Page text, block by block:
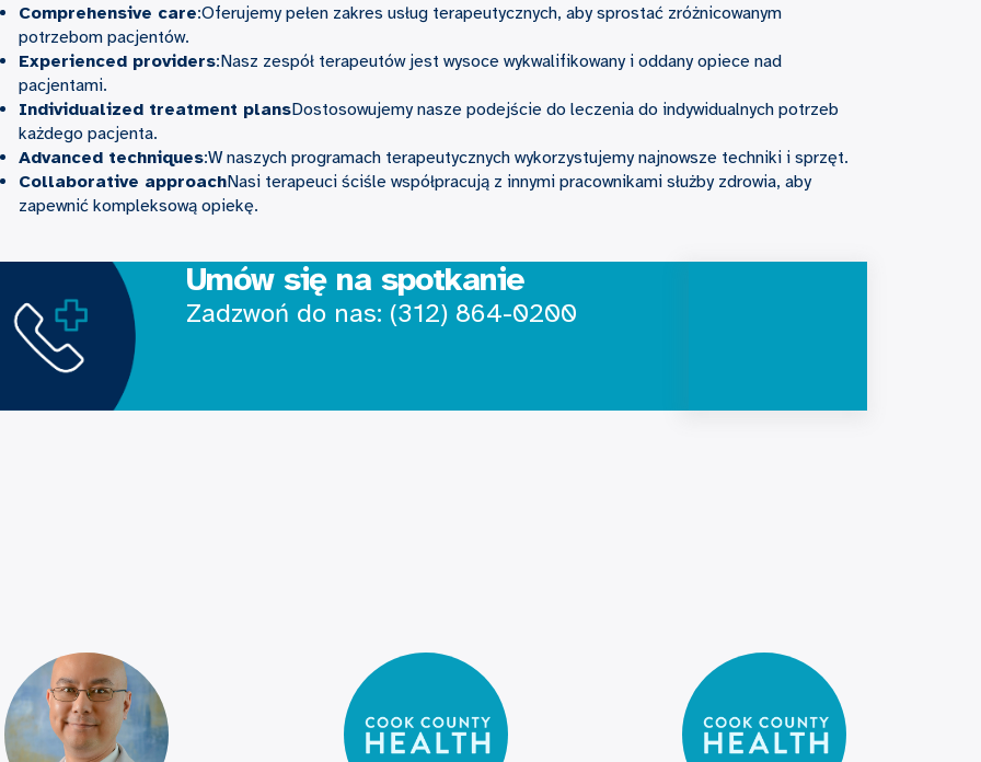
Comprehensive care:Oferujemy pełen zakres usług terapeutycznych, aby sprostać zróżnicowanym
potrzebom pacjentów.
Experienced providers:Nasz zespół terapeutów jest wysoce wykwalifikowany i oddany opiece nad
pacjentami.
Individualized treatment plansDostosowujemy nasze podejście do leczenia do indywidualnych potrzeb
każdego pacjenta.
Advanced techniques:W naszych programach terapeutycznych wykorzystujemy najnowsze techniki i sprzęt.
Collaborative approachNasi terapeuci ściśle współpracują z innymi pracownikami służby zdrowia, aby
zapewnić kompleksową opiekę.
Umów się na spotkanie
Zadzwoń do nas: (312) 864-0200